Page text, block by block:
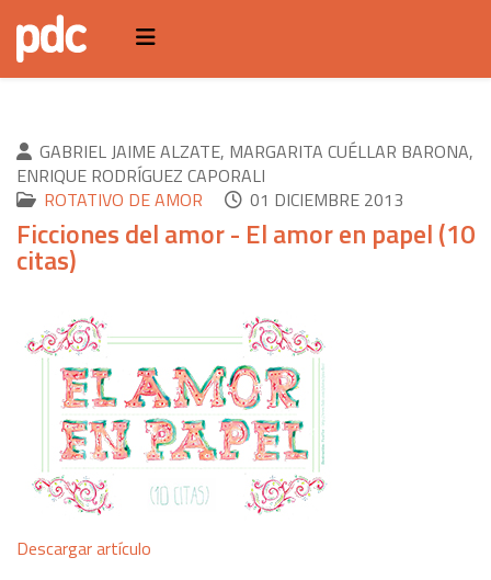
GABRIEL JAIME ALZATE, MARGARITA CUÉLLAR BARONA,
ENRIQUE RODRÍGUEZ CAPORALI
ROTATIVO DE AMOR
01 DICIEMBRE 2013
Ficciones del amor - El amor en papel (10
citas)
Descargar artículo